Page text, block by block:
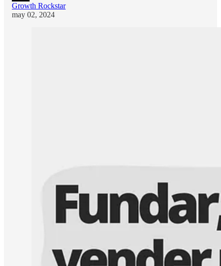
Growth Rockstar
may 02, 2024